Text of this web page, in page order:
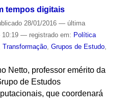
tempos digitais
28/01/2016 — última
— registrado em: Política
Transformação, Grupos de Estudo,
Netto, professor emérito da
de Estudos
que coordenará